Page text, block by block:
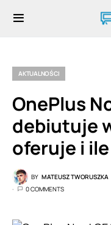
AKTUALNOŚCI
OnePlus
debiutuje
oferuje i
BY MATEUSZ TWORUSZKA
0 COMMENTS